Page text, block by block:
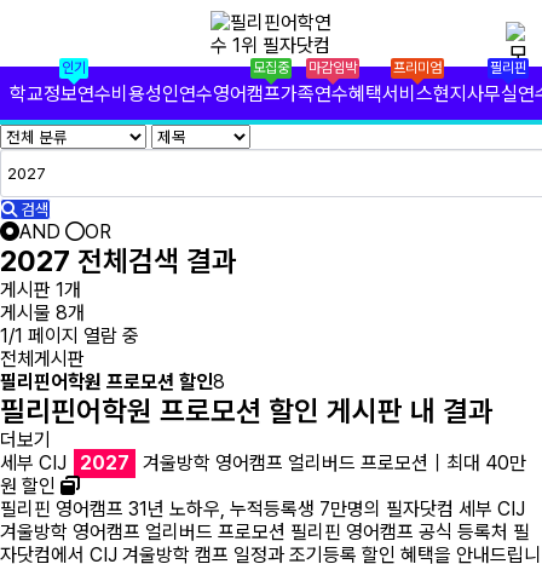
✕
필리핀 학원 정보
필리핀 연수 비용
유형별 필리핀 연수
필리핀 영어 캠프
필리핀 가족 연수
필리핀 연수정보
필자닷컴 이벤트
필리핀 출국준비
인기
학교정보연수비용성인연수
모집중
영어캠프
마감임박
가족연수
프리미엄
혜택서비스
필리핀
현지사무실연
검색
AND OR
2027 전체검색 결과
게시판 1개
게시물 8개
1/1 페이지 열람 중
전체게시판
필리핀어학원 프로모션 할인8
필리핀어학원 프로모션 할인 게시판 내 결과
더보기
세부 CIJ
2027
겨울방학 영어캠프 얼리버드 프로모션｜최대 40만
원 할인
필리핀 영어캠프 31년 노하우, 누적등록생 7만명의 필자닷컴 세부 CIJ
겨울방학 영어캠프 얼리버드 프로모션 필리핀 영어캠프 공식 등록처 필
자닷컴에서 CIJ 겨울방학 캠프 일정과 조기등록 할인 혜택을 안내드립니